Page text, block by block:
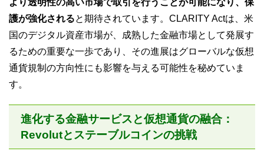
護が強化されると期待されています。CLARITY Actは、米
国のデジタル資産市場が、成熟した金融市場として発展す
るための重要な一歩であり、その進展はグローバルな仮想
通貨規制の方向性にも影響を与える可能性を秘めていま
す。
進化する金融サービスと仮想通貨の融合：
Revolutとステーブルコインの挑戦